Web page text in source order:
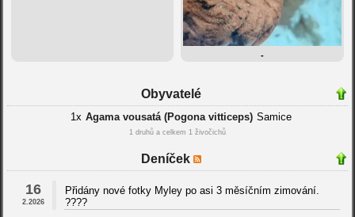
-
Obyvatelé
1x Agama vousatá (Pogona vitticeps) Samice
1 druhů a celkem 1 živočichů
Deníček
16
2.2026
Přidány nové fotky Myley po asi 3 měsíčním zimování.
????